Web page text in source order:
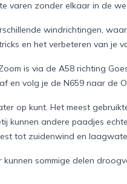
varen zonder elkaar in de
windrichtingen,
en het verbeteren van je
is via de A58 richting
en volg je de N659 naar de
op kunt. Het meest
kunnen andere paadjes
tot zuidenwind en
sommige delen